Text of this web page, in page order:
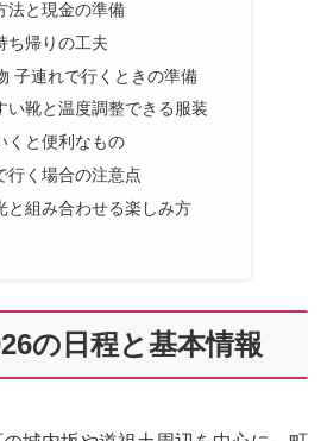
法と現金の準備
ち帰りの工夫
子連れで行くときの準備
い靴と温度調整できる服装
くと便利なもの
行く場合の注意点
と組み合わせる楽しみ方
の日程と基本情報